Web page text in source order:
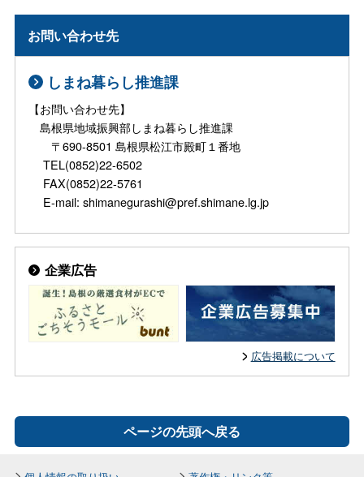
お問い合わせ先
しまね暮らし推進課
【お問い合わせ先】
島根県地域振興部しまね暮らし推進課
〒690-8501 島根県松江市殿町１番地
TEL(0852)22-6502
FAX(0852)22-5761
E-mail: shimanegurashi@pref.shimane.lg.jp
企業広告
広告掲載について
ページの先頭へ戻る